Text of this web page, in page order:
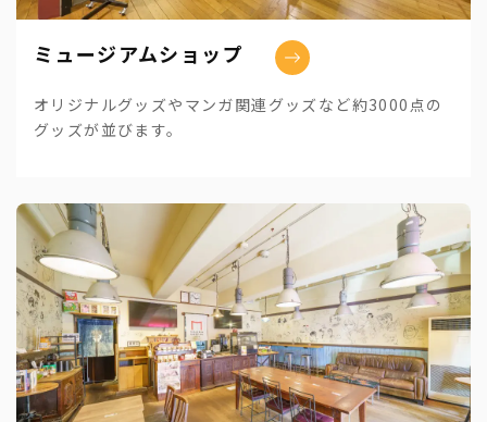
ミュージアムショップ
オリジナルグッズやマンガ関連グッズなど約3000点の
グッズが並びます。